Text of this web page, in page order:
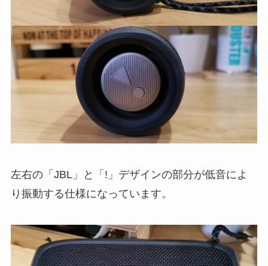
左右の「JBL」と「!」デザインの部分が低音によ
り振動する仕様になっています。